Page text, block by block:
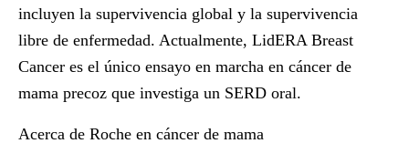
incluyen la supervivencia global y la supervivencia
libre de enfermedad. Actualmente, LidERA Breast
Cancer es el único ensayo en marcha en cáncer de
mama precoz que investiga un SERD oral.
Acerca de Roche en cáncer de mama